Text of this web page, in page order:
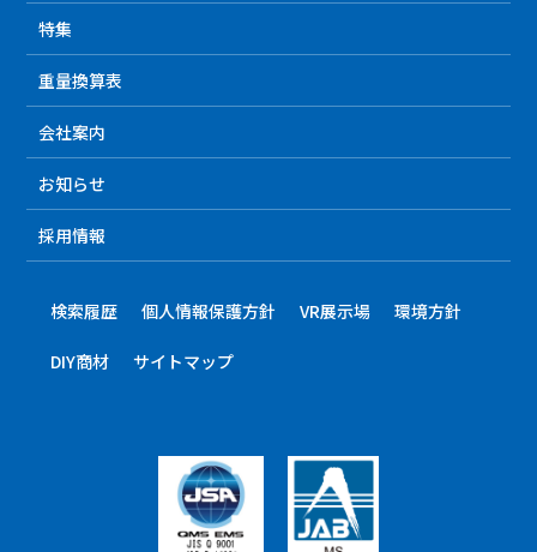
特集
重量換算表
会社案内
お知らせ
採用情報
検索履歴 個人情報保護方針 VR展示場 環境方針
DIY商材 サイトマップ